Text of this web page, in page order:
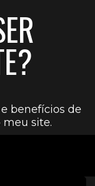
benefícios de
site.